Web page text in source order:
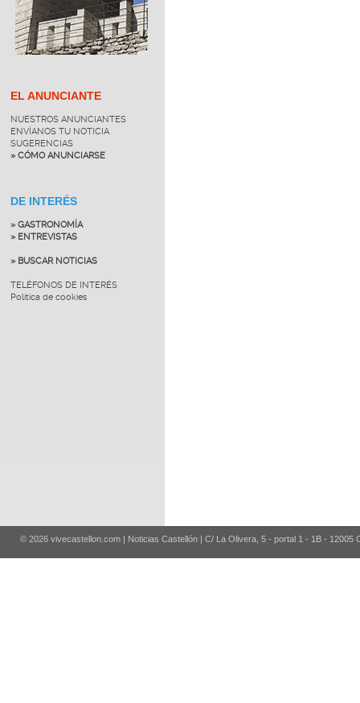
EL ANUNCIANTE
NUESTROS ANUNCIANTES
ENVÍANOS TU NOTICIA
SUGERENCIAS
» CÓMO ANUNCIARSE
DE INTERÉS
» GASTRONOMÍA
» ENTREVISTAS
» BUSCAR NOTICIAS
TELÉFONOS DE INTERÉS
Política de cookies
© 2026 vivecastellon.com | Noticias Castellón | C/ La Olivera, 5 - portal 1 - 1B - 12005